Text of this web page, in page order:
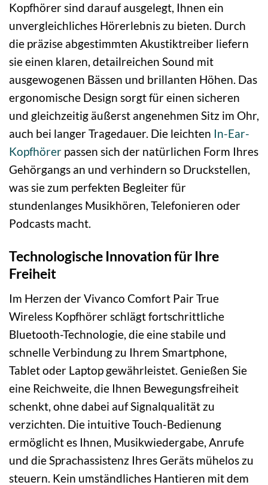
Kopfhörer sind darauf ausgelegt, Ihnen ein
unvergleichliches Hörerlebnis zu bieten. Durch
die präzise abgestimmten Akustiktreiber liefern
sie einen klaren, detailreichen Sound mit
ausgewogenen Bässen und brillanten Höhen. Das
ergonomische Design sorgt für einen sicheren
und gleichzeitig äußerst angenehmen Sitz im Ohr,
auch bei langer Tragedauer. Die leichten In-Ear-
Kopfhörer passen sich der natürlichen Form Ihres
Gehörgangs an und verhindern so Druckstellen,
was sie zum perfekten Begleiter für
stundenlanges Musikhören, Telefonieren oder
Podcasts macht.
Technologische Innovation für Ihre
Freiheit
Im Herzen der Vivanco Comfort Pair True
Wireless Kopfhörer schlägt fortschrittliche
Bluetooth-Technologie, die eine stabile und
schnelle Verbindung zu Ihrem Smartphone,
Tablet oder Laptop gewährleistet. Genießen Sie
eine Reichweite, die Ihnen Bewegungsfreiheit
schenkt, ohne dabei auf Signalqualität zu
verzichten. Die intuitive Touch-Bedienung
ermöglicht es Ihnen, Musikwiedergabe, Anrufe
und die Sprachassistenz Ihres Geräts mühelos zu
steuern. Kein umständliches Hantieren mit dem